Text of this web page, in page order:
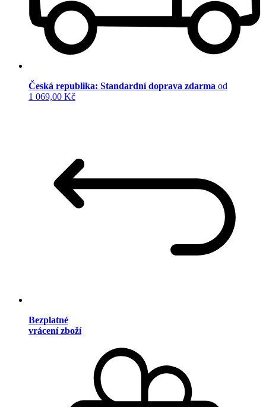
Česká republika: Standardní doprava zdarma od
1 069,00 Kč
Bezplatné
vrácení zboží